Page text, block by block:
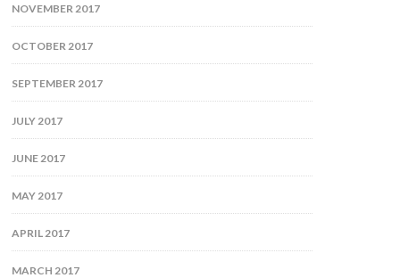
NOVEMBER 2017
OCTOBER 2017
SEPTEMBER 2017
JULY 2017
JUNE 2017
MAY 2017
APRIL 2017
MARCH 2017